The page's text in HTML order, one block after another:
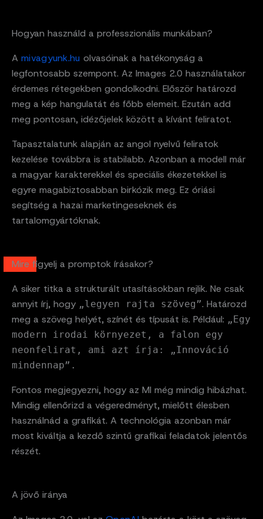
Hogyan használd a professzionális munkában?
A mivagyunk.hu olvasóinak a hatékonyság a
legfontosabb szempont. Az Images 2.0 használatakor
érdemes rétegekben gondolkodni. Először határozd
meg a kép hangulatát és főbb elemeit. Ezután add
meg pontosan, idézőjelek között a kívánt feliratot.
Tapasztalatunk alapján az angol nyelvű feliratok
kezelése továbbra is stabilabb. Azonban a modell már
a magyar karakterekkel és speciális ékezetekkel is
egyre magabiztosabban birkózik meg. Ez óriási
segítség a hazai marketingeseknek és
tartalomgyártóknak.
Mire figyelj a promptok írásakor?
A siker titka a strukturált utasításokban rejlik. Ne csak
annyit írj, hogy „legyen rajta szöveg”. Határozd
meg a szöveg helyét, színét és típusát is. Például: „Egy
modern irodai környezet, a falon egy
neonfelirat, ami azt írja: „Innováció
mindennap”.
Fontos megjegyezni, hogy az MI még mindig hibázhat.
Mindig ellenőrizd a végeredményt, mielőtt élesben
használnád a grafikát. A technológia azonban már
most kiváltja a kezdő szintű grafikai feladatok jelentős
részét.
A jövő iránya